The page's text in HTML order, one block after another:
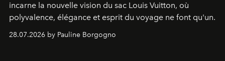
incarne la nouvelle vision du sac Louis Vuitton, où
polyvalence, élégance et esprit du voyage ne font qu'un.
28.07.2026 by Pauline Borgogno